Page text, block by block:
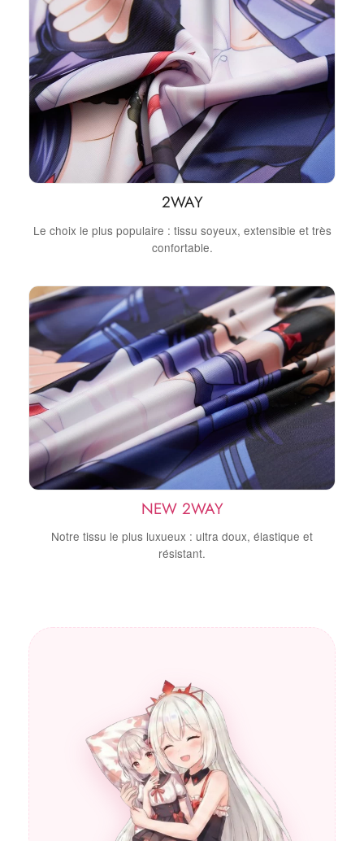
2WAY
Le choix le plus populaire : tissu soyeux, extensible et très
confortable.
NEW 2WAY
Notre tissu le plus luxueux : ultra doux, élastique et
résistant.